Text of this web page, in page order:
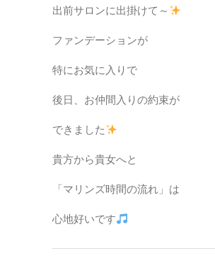
出前サロンに出掛けて～
ファンデーションが
特にお気に入りで
後日、お仲間入りの約束が
できました
貴方から貴女へと
「マリンズ時間の流れ」は
心地好いです